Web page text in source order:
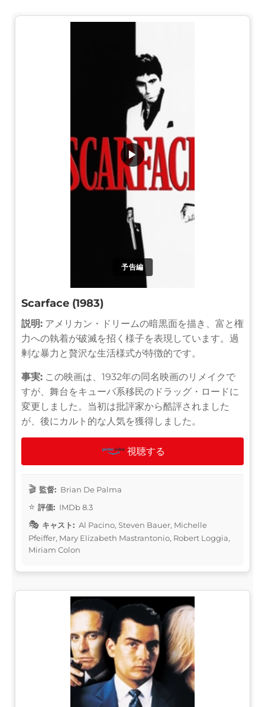
予告編
▶
Scarface (1983)
説明: アメリカン・ドリームの暗黒面を描き、富と権
力への執着が破滅を招く様子を表現しています。過
剰な暴力と贅沢な生活様式が特徴的です。
事実: この映画は、1932年の同名映画のリメイクで
すが、舞台をキューバ系移民のドラッグ・ロードに
変更しました。当初は批評家から酷評されました
が、後にカルト的な人気を獲得しました。
視聴する
監督: Brian De Palma
評価: IMDb 8.3
キャスト: Al Pacino, Steven Bauer, Michelle
Pfeiffer, Mary Elizabeth Mastrantonio, Robert Loggia,
Miriam Colon